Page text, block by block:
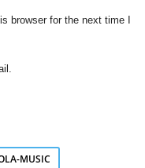
browser for the next time I
MUSIC